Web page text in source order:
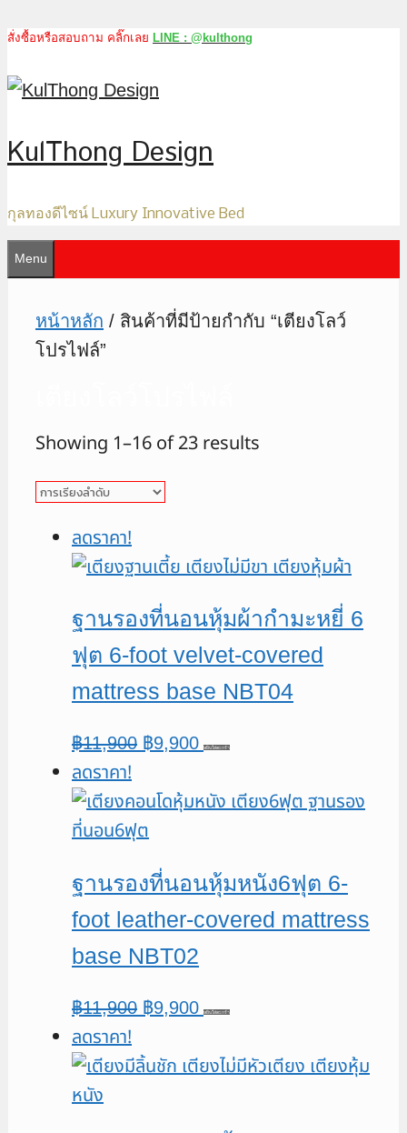
Skip
to
content
สั่งซื้อหรือสอบถาม คลิ๊กเลย LINE : @kulthong
KulThong Design
กุลทองดีไซน์ Luxury Innovative Bed
Menu
หน้าหลัก / สินค้าที่มีป้ายกำกับ “เตียงโลว์
โปรไฟล์”
Showing 1–16 of 23 results
ลดราคา!
ฐานรองที่นอนหุ้มผ้ากำมะหยี่ 6
ฟุต 6-foot velvet-covered
mattress base NBT04
฿11,900 Original
was:
฿11,900.
฿9,900Current
is:
หยิบใส่ตะกร้า
ลดราคา!
ฐานรองที่นอนหุ้มหนัง6ฟุต 6-
foot leather-covered mattress
base NBT02
฿11,900 Original
was:
฿9,900Current
is:
หยิบใส่ตะกร้า
ลดราคา!